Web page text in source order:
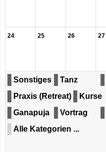
24 25 26 27
Sonstiges Tanz
Praxis (Retreat)
Kurse
Ganapuja
Vortrag
Alle Kategorien ...